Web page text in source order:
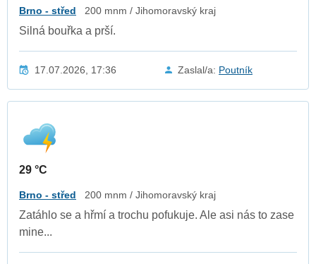
Brno - střed 200 mnm / Jihomoravský kraj
Silná bouřka a prší.
17.07.2026, 17:36 Zaslal/a: Poutník
29 °C
Brno - střed 200 mnm / Jihomoravský kraj
Zatáhlo se a hřmí a trochu pofukuje. Ale asi nás to zase
mine...